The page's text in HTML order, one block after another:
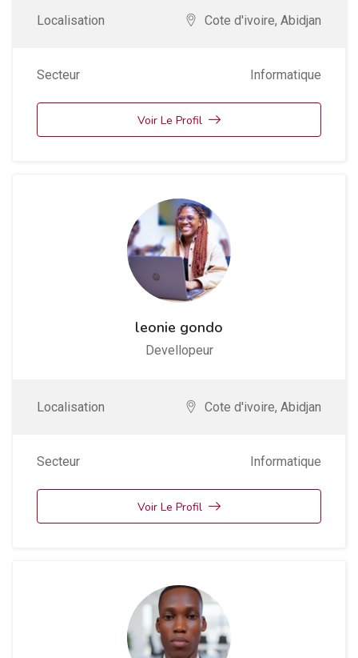
Localisation Cote d'ivoire, Abidjan
Secteur Informatique
Voir Le Profil
leonie gondo
Devellopeur
Localisation Cote d'ivoire, Abidjan
Secteur Informatique
Voir Le Profil